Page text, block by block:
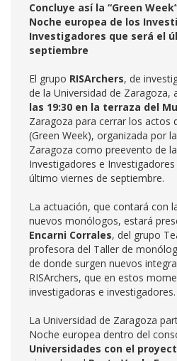
Concluye así la “Green
Noche europea de los
Investigadores que será el
septiembre
El grupo RISArchers, de
de la Universidad de Zaragoza,
las 19:30 en la terraza del
Zaragoza para cerrar los actos
(Green Week), organizada por
Zaragoza como preevento de
Investigadores e
último viernes de septiembre.
La actuación, que contará con
nuevos monólogos, estará
Encarni Corrales, del grupo
profesora del Taller de
de donde surgen nuevos
RISArchers, que en estos
investigadoras e investigadores.
La Universidad de Zaragoza
Noche europea dentro del
Universidades con el